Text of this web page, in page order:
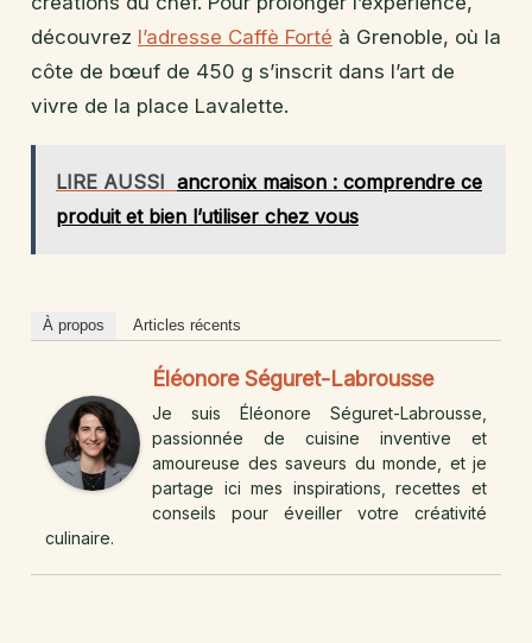
découvrez l’adresse Caffè Forté à Grenoble, où la
côte de bœuf de 450 g s’inscrit dans l’art de
vivre de la place Lavalette.
LIRE AUSSI ancronix maison : comprendre ce
produit et bien l’utiliser chez vous
À propos Articles récents
Éléonore Séguret-Labrousse
Je suis Éléonore Séguret-Labrousse,
passionnée de cuisine inventive et
amoureuse des saveurs du monde, et je
partage ici mes inspirations, recettes et
conseils pour éveiller votre créativité
culinaire.